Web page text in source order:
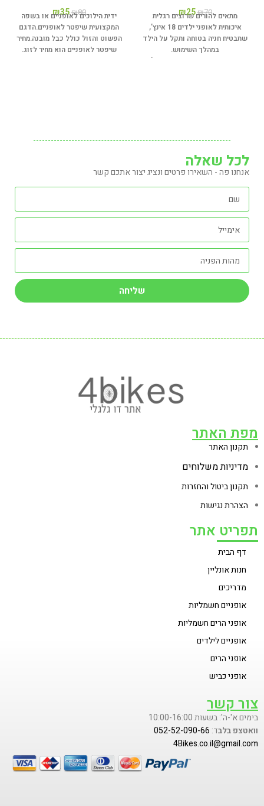
₪70
₪25
מתאים להורים שרוצים רגלית
איכותית לאופני ילדים 18 אינץ’,
שתבטיח חניה בטוחה ותקל על הילד
במהלך השימוש.
רגלית לאופני ילדים 18 אינץ’ –
אורך: 25.5 ס”מ
צבע: שחור
תכונות נוספות: קפיץ פנימי, בסיס
₪80
₪35
ידית הילוכים לאופניים או בשפה
המקצועית שיפטר לאופניים.הדגם
הפשוט והזול כולל כבל מובנה.מחיר
שיפטר לאופניים הוא מחיר לזוג.
לכל שאלה
אנחנו פה - השאירו פרטים ונציג יצור אתכם קשר
שליחה
מפת האתר
תקנון האתר
מדיניות משלוחים
תקנון ביטול והחזרות
הצהרת נגישות
תפריט אתר
דף הבית
חנות אונליין
מדריכים
אופניים חשמליות
אופני הרים חשמליות
אופניים לילדים
אופני הרים
אופני כביש
צור קשר
בימים א'-ה': בשעות 10:00-16:00
וואטצפ בלבד: 052-52-090-66
4Bikes.co.il@gmail.com